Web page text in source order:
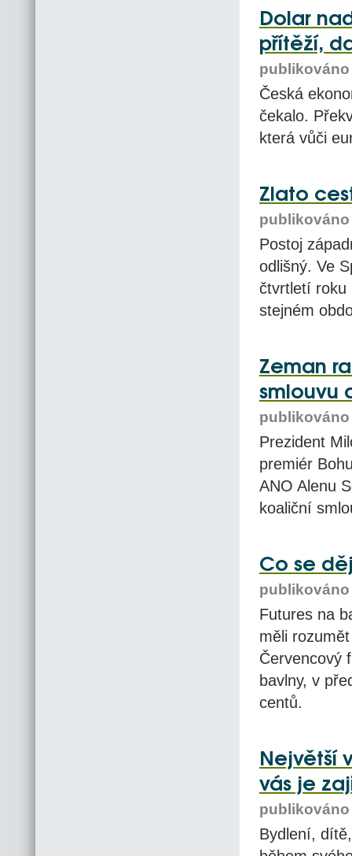
Dolar
přítěží,
publikováno
Česká
čekalo.
která vůči
Zlato
publikováno
Postoj
odlišný. Ve
čtvrtletí roku
stejném
Zeman
smlouvu
publikováno
Prezident
premiér
ANO Alenu
koaliční
Co se
publikováno
Futures na
měli
Červencový
bavlny, v
centů.
Největší
vás je
publikováno
Bydlení,